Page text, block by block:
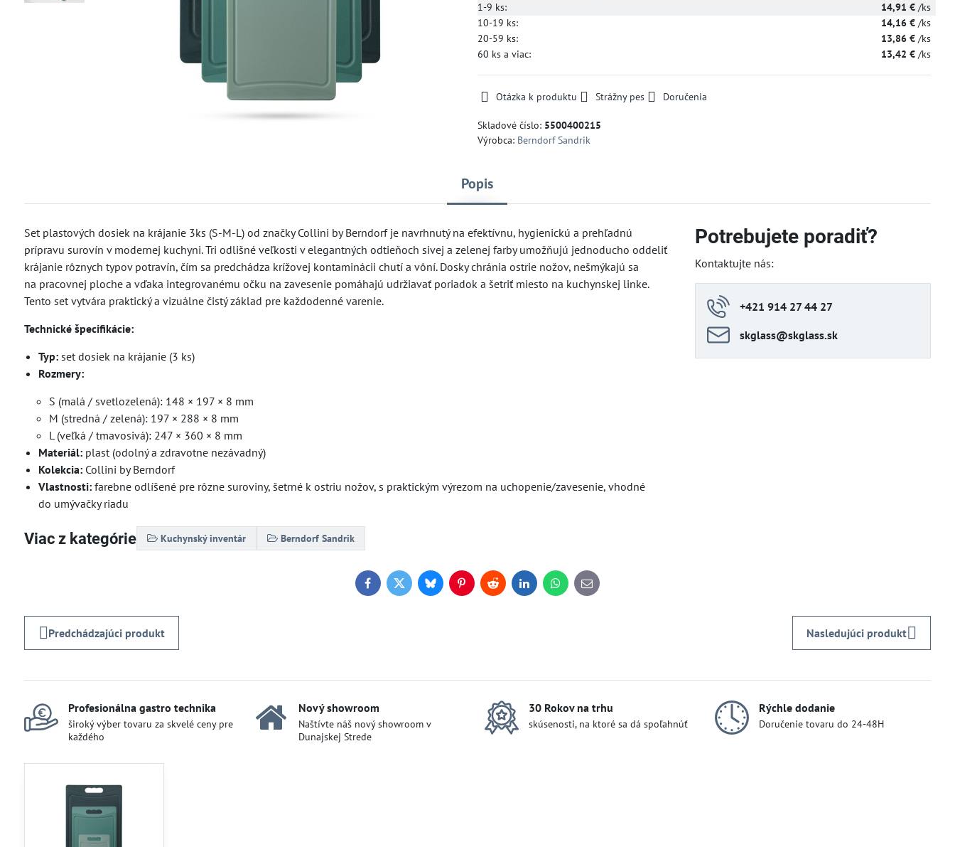
1-9 ks: 14,91 € /ks
10-19 ks: 14,16 € /ks
20-59 ks: 13,86 € /ks
60 ksa viac: 13,42 € /ks
Otázka k produktu Strážny pes Doručenia
Skladové číslo: 5500400215
Výrobca: Berndorf Sandrik
Popis
Set plastových dosiek na krájanie 3ks (S-M-L) od značky Collini by Berndorf je navrhnutý na efektívnu, hygienickú a prehľadnú
prípravu surovín v modernej kuchyni. Tri odlišné veľkosti v elegantných odtieňoch sivej a zelenej farby umožňujú jednoducho oddeliť
krájanie rôznych typov potravín, čím sa predchádza krížovej kontaminácii chutí a vôní. Dosky chránia ostrie nožov, nešmýkajú sa
na pracovnej ploche a vďaka integrovanému očku na zavesenie pomáhajú udržiavať poriadok a šetriť miesto na kuchynskej linke.
Tento set vytvára praktický a vizuálne čistý základ pre každodenné varenie.
Technické špecifikácie:
Typ:set dosiek na krájanie (3 ks)
Rozmery:
S (malá / svetlozelená): 148 × 197 × 8 mm
M (stredná / zelená): 197 × 288 × 8 mm
L (veľká / tmavosivá): 247 × 360 × 8 mm
Materiál:plast (odolný a zdravotne nezávadný)
Kolekcia:Collini by Berndorf
Vlastnosti:farebne odlíšené pre rôzne suroviny, šetrné k ostriu nožov, s praktickým výrezom na uchopenie/zavesenie, vhodné
do umývačky riadu
Viac z kategórie Kuchynský inventár Berndorf Sandrik
Potrebujete poradiť?
Kontaktujte nás:
+421 914 27 44 27
skglass​@skglass​.sk
FacebookTwitterBlueskyPinterestRedditLinkedInWhatsApp
E-
mail
Predchádzajúci produkt Nasledujúci produkt
Profesionálna gastro technika
široký výber tovaru za skvelé ceny pre
každého
Nový showroom
Naštívte náš nový showroom v
Dunajskej Strede
30 Rokov na trhu
skúsenosti, na ktoré sa dá spoľahnúť
Rýchle dodanie
Doručenie tovaru do 24-48H